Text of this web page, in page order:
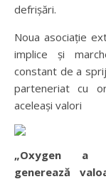
defrișări.
Noua asociație
implice și
constant de a
parteneriat cu
aceleași valori
„Oxygen a
generează